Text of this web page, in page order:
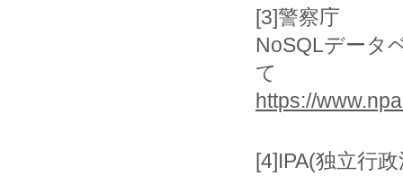
[3]警察庁
NoSQLデータ
て
https://
[4]IPA(独立行